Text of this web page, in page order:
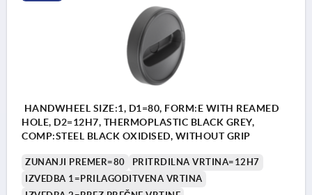
HANDWHEEL SIZE:1, D1=80, FORM:E WITH REAMED
HOLE, D2=12H7, THERMOPLASTIC BLACK GREY,
COMP:STEEL BLACK OXIDISED, WITHOUT GRIP
ZUNANJI PREMER=80
PRITRDILNA VRTINA=12H7
IZVEDBA 1=PRILAGODITVENA VRTINA